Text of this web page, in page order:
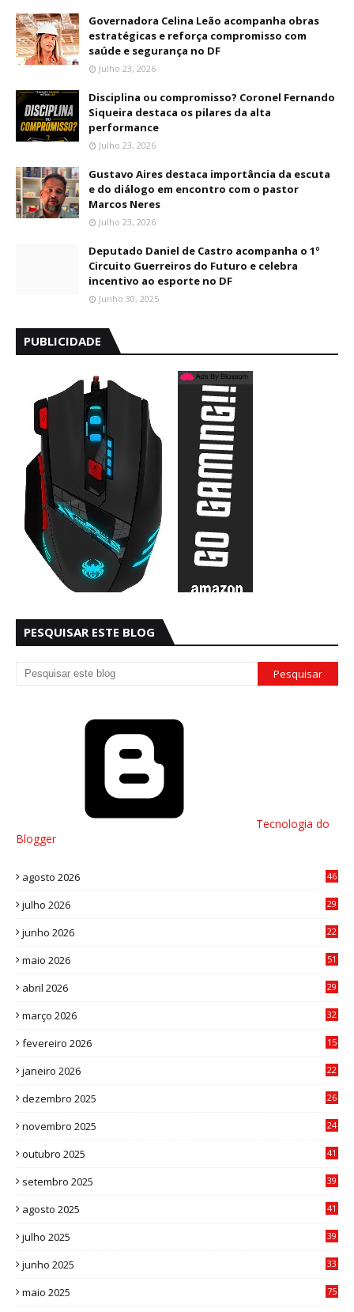
Governadora Celina Leão acompanha obras
estratégicas e reforça compromisso com
saúde e segurança no DF
Julho 23, 2026
Disciplina ou compromisso? Coronel Fernando
Siqueira destaca os pilares da alta
performance
Julho 23, 2026
Gustavo Aires destaca importância da escuta
e do diálogo em encontro com o pastor
Marcos Neres
Julho 23, 2026
Deputado Daniel de Castro acompanha o 1º
Circuito Guerreiros do Futuro e celebra
incentivo ao esporte no DF
Junho 30, 2025
PUBLICIDADE
PESQUISAR ESTE BLOG
Tecnologia do
Blogger
agosto 2026 46
julho 2026
29
junho 2026
22
maio 2026
51
abril 2026
29
março 2026
32
fevereiro 2026
15
janeiro 2026
22
dezembro 2025
26
novembro 2025
24
outubro 2025
41
setembro 2025
39
agosto 2025
41
julho 2025
39
junho 2025
33
maio 2025 75